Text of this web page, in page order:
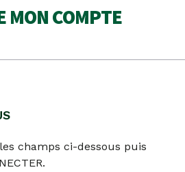
MON COMPTE
champs ci-dessous puis
.